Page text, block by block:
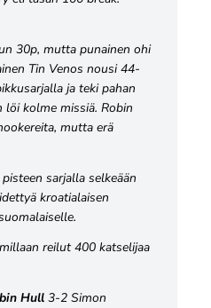
30p, mutta punainen ohi
Tin Venos nousi 44-
ja teki pahan
löi kolme missiä. Robin
mutta erä
sarjalla selkeään
kroatialaisen
reilut 400 katselijaa
Hull3-2 Simon